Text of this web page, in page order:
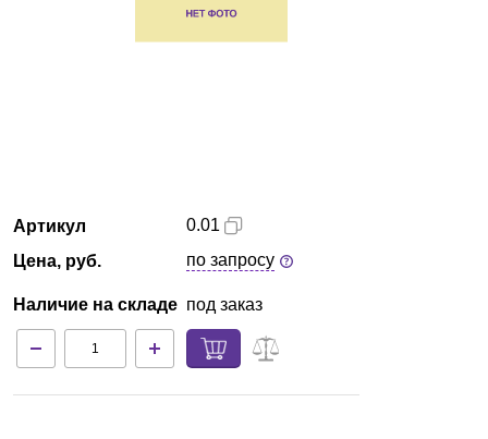
Партнеры
Артикул
Цена, руб.
Наличие на складе
0.01
по запросу
под заказ